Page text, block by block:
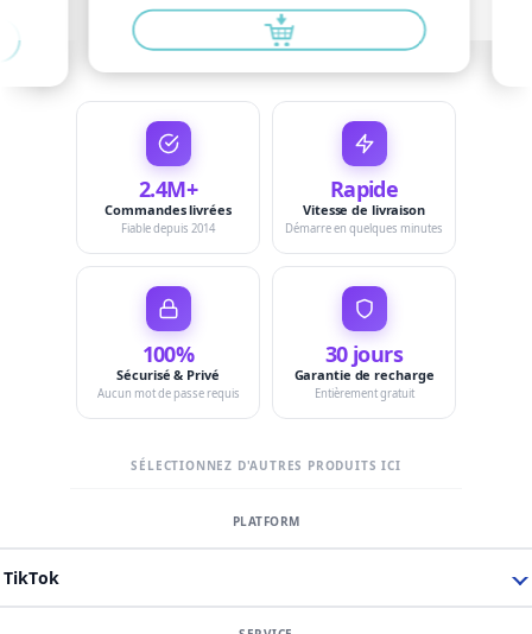
2.4M+
Commandes livrées
Fiable depuis 2014
Rapide
Vitesse de livraison
Démarre en quelques minutes
100%
Sécurisé & Privé
Aucun mot de passe requis
30 jours
Garantie de recharge
Entièrement gratuit
SÉLECTIONNEZ D'AUTRES PRODUITS ICI
TikTok